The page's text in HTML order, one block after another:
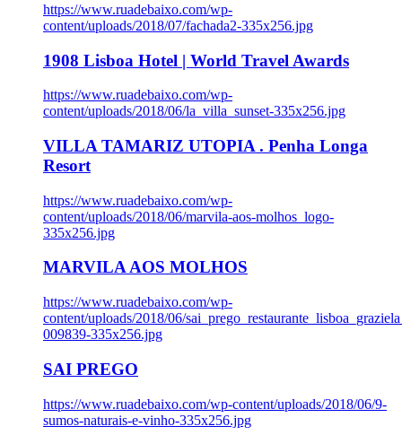
https://www.ruadebaixo.com/wp-
content/uploads/2018/07/fachada2-335x256.jpg
1908 Lisboa Hotel | World Travel Awards
https://www.ruadebaixo.com/wp-
content/uploads/2018/06/la_villa_sunset-335x256.jpg
VILLA TAMARIZ UTOPIA . Penha Longa
Resort
https://www.ruadebaixo.com/wp-
content/uploads/2018/06/marvila-aos-molhos_logo-
335x256.jpg
MARVILA AOS MOLHOS
https://www.ruadebaixo.com/wp-
content/uploads/2018/06/
009839-335x256.jpg
SAI PREGO
https://www.ruadebaixo.com/wp-content/uploads/2018/06/9-
sumos-naturais-e-vinho-335x256.jpg